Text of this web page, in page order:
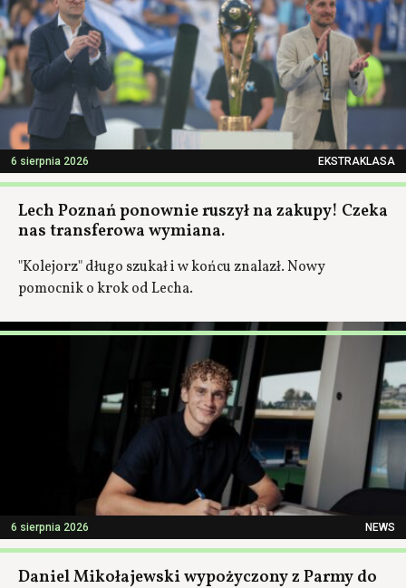
6 sierpnia 2026 EKSTRAKLASA
Lech Poznań ponownie ruszył na zakupy! Czeka
nas transferowa wymiana.
"Kolejorz" długo szukał i w końcu znalazł. Nowy
pomocnik o krok od Lecha.
6 sierpnia 2026 NEWS
Daniel Mikołajewski wypożyczony z Parmy do